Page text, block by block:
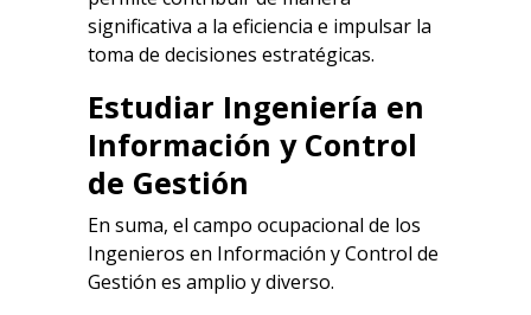
significativa a la eficiencia e impulsar la
toma de decisiones estratégicas.
Estudiar Ingeniería en
Información y Control
de Gestión
En suma, el campo ocupacional de los
Ingenieros en Información y Control de
Gestión es amplio y diverso.